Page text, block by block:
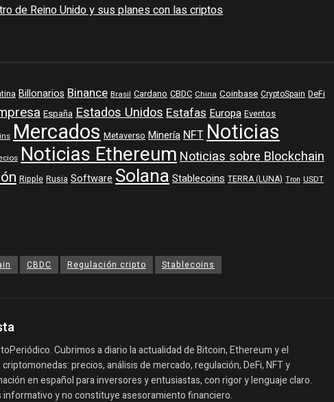
de Reino Unido y sus planes con las criptos
Billonarios Binance Brasil Cardano CBDC China Coinbase CryptoSpain DeFi
España Estados Unidos Estafas Europa Eventos
Mercados Metaverso Minería NFTNoticias
Noticias EthereumNoticias sobre Blockchain
Ripple Rusia Software Solana Stablecoins TERRA (LUNA) Tron USDT
CBDC Regulación cripto Stablecoins
Cubrimos a diario la actualidad de Bitcoin, Ethereum y el
precios, análisis de mercado, regulación, DeFi, NFT y
en español para inversores y entusiastas, con rigor y lenguaje claro.
y no constituye asesoramiento financiero.